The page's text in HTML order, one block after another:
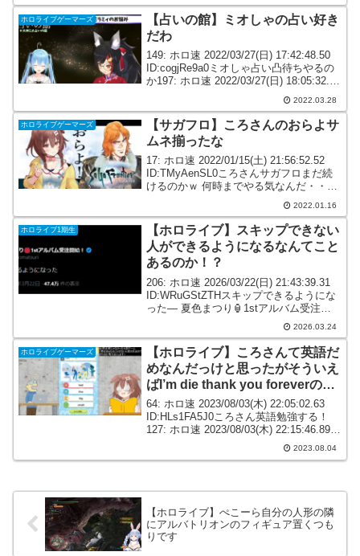
ホロライブゲーマーズ
【占いの館】ミオしゃの占い好き
だわ
149: ホロ速 2022/03/27(日) 17:42:48.50
ID:cogjRe9a0ミオしゃ占い凸待ちやるの
か197: ホロ速 2022/03/27(日) 18:05:32.48
ID:WtBvaOlG0ミオしゃの占い好きだわ
2022.03.28
ホロライブゲーマーズ
【サガフロ】ころさんのおらよサ
ムネ揃ったな
17: ホロ速 2022/01/15(土) 21:56:52.52
ID:TMyAenSL0ころさんサガフロまだ続
けるのかｗ 何時までやる気なんだ・・・
90: ホロ速 2022/01/15(土) 22:01:39.78
2022.01.16
ホロライブ1期生
【ホロライブ】スキップできない
人ができるようになるなんてこと
あるのか！？
206: ホロ速 2026/03/22(日) 21:43:39.31
ID:WRuGStZTHスキップできるようにな
った— 夏色まつり🏮1stアルバム受注開
始！ (@natsuiromatsuri) March 22,2026.03.24
ホロライブゲーマーズ
【ホロライブ】ころさんて英語だ
めなんだっけと思ったがそういえ
ばI’m die thank you foreverの人
だった
64: ホロ速 2023/08/03(木) 22:05:02.63
ID:HLs1FA5J0ころさん英語勉強する！
127: ホロ速 2023/08/03(木) 22:15:46.89
ID:rmEuab8AMころさんて英語だめなん
2023.08.04
【ホロライブ】ぺこーら自分の人形の隣
にアルバトリオンのフィギュア置くつも
りです